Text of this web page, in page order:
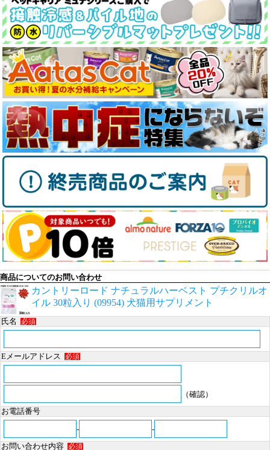
商品についてのお問い合わせ
カントリーロード ナチュラルハーベスト プチクリルオ
イル 30粒入り (09954) 犬猫用サプリメント
氏名 必須
Eメールアドレス 必須
（確認）
お電話番号
-
-
お問い合わせ内容
必須